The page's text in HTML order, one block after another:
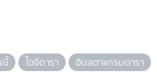
นี้ ไอจีดารา อินสตาแกรมดารา